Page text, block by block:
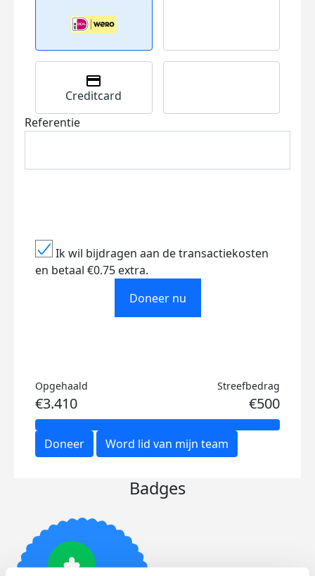
Creditcard
Referentie
Ik wil bijdragen aan de transactiekosten
en betaal €0.75 extra.
Doneer nu
Opgehaald
€3.410
Streefbedrag
€500
Doneer Word lid van mijn team
Badges